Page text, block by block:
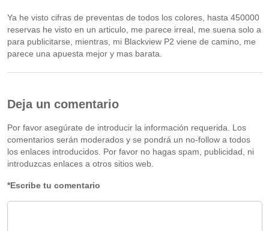
Ya he visto cifras de preventas de todos los colores, hasta 450000
reservas he visto en un articulo, me parece irreal, me suena solo a
para publicitarse, mientras, mi Blackview P2 viene de camino, me
parece una apuesta mejor y mas barata.
Deja un comentario
Por favor asegúrate de introducir la información requerida. Los
comentarios serán moderados y se pondrá un no-follow a todos
los enlaces introducidos. Por favor no hagas spam, publicidad, ni
introduzcas enlaces a otros sitios web.
*Escribe tu comentario